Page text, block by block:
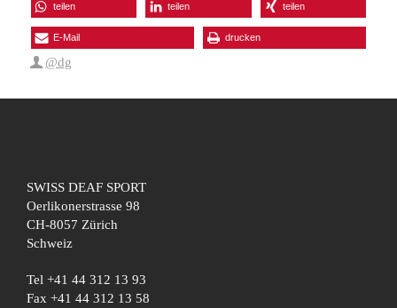
teilen teilen teilen
E-Mail drucken
@dg
SWISS DEAF SPORT
Oerlikonerstrasse 98
CH-8057 Zürich
Schweiz
Tel +41 44 312 13 93
Fax +41 44 312 13 58